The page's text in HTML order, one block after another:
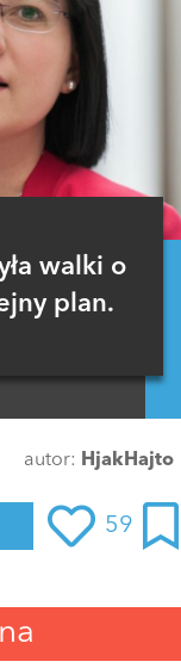
walki o
plan.
autor: HjakHajto
59